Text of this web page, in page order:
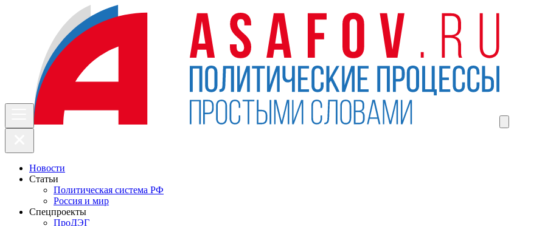
Новости
Статьи
Политическая система РФ
Россия и мир
Спецпроекты
ПроДЭГ